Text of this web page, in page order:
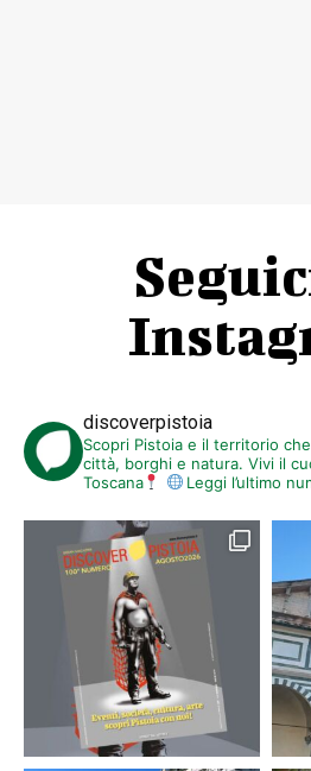
discoverpistoia
Scopri Pistoia e il territorio
città, borghi e natura. Vivi il
Toscana
Leggi l’ultimo